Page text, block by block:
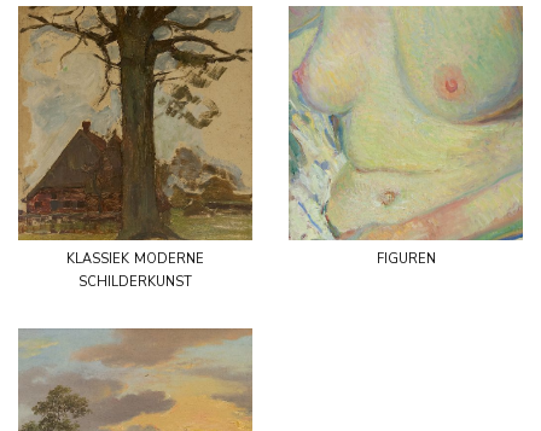
klassiek moderne
schilderkunst
figuren